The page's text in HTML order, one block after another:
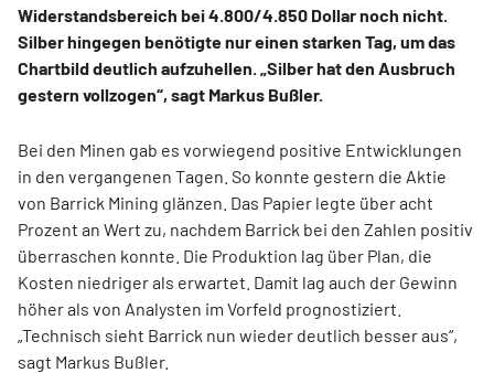
Widerstandsbereich bei 4.800/4.850 Dollar noch nicht.
Silber hingegen benötigte nur einen starken Tag, um das
Chartbild deutlich aufzuhellen. „Silber hat den Ausbruch
gestern vollzogen“, sagt Markus Bußler.
Bei den Minen gab es vorwiegend positive Entwicklungen
in den vergangenen Tagen. So konnte gestern die Aktie
von Barrick Mining glänzen. Das Papier legte über acht
Prozent an Wert zu, nachdem Barrick bei den Zahlen positiv
überraschen konnte. Die Produktion lag über Plan, die
Kosten niedriger als erwartet. Damit lag auch der Gewinn
höher als von Analysten im Vorfeld prognostiziert.
„Technisch sieht Barrick nun wieder deutlich besser aus“,
sagt Markus Bußler.